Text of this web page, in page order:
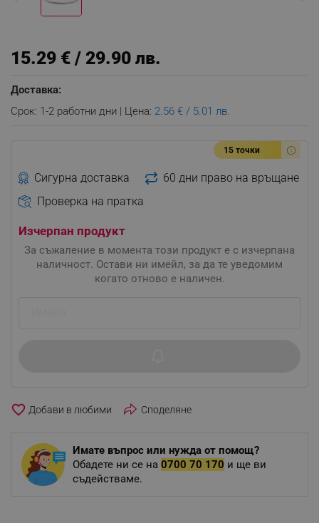
15.29 € / 29.90 лв.
Доставка:
Срок: 1-2 работни дни | Цена: 2.56 € / 5.01 лв.
15 точки
Сигурна доставка
60 дни право на връщане
Проверка на пратка
Изчерпан продукт
За съжаление в момента този продукт е с изчерпана
наличност. Остави ни имейл, за да те уведомим
когато отново е наличен.
favorite_border Споделяне
Имате въпрос или нужда от помощ?
Обадете ни се на 0700 70 170 и ще ви
съдействаме.